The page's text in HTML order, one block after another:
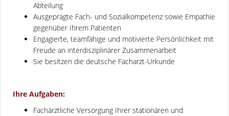
Abteilung
Ausgeprägte Fach- und Sozialkompetenz sowie Empathie
gegenüber Ihrem Patienten
Engagierte, teamfähige und motivierte Persönlichkeit mit
Freude an interdisziplinärer Zusammenarbeit
Sie besitzen die deutsche Facharzt-Urkunde
Ihre Aufgaben:
Fachärztliche Versorgung Ihrer stationären und